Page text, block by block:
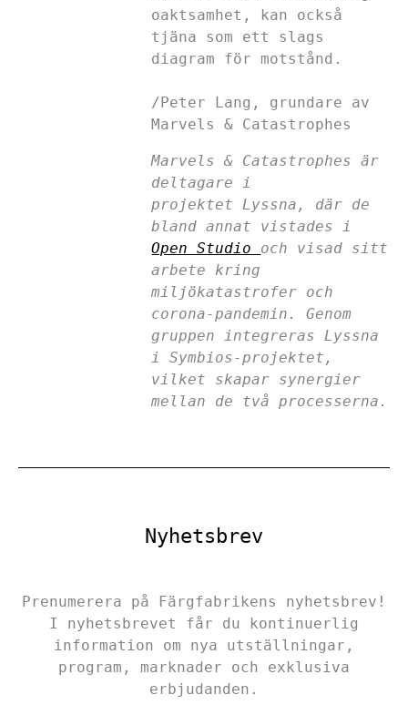
oaktsamhet, kan också
tjäna som ett slags
diagram för motstånd.
/Peter Lang, grundare av
Marvels & Catastrophes
Marvels & Catastrophes är
deltagare i
projektet Lyssna, där de
bland annat vistades i
Open Studio och visad sitt
arbete kring
miljökatastrofer och
corona-pandemin. Genom
gruppen integreras Lyssna
i Symbios-projektet,
vilket skapar synergier
mellan de två processerna.
Nyhetsbrev
Prenumerera på Färgfabrikens nyhetsbrev!
I nyhetsbrevet får du kontinuerlig
information om nya utställningar,
program, marknader och exklusiva
erbjudanden.